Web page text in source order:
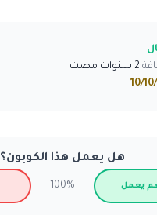
2 سنوات مضت
10/
هل يعمل هذا الكوبون؟
يعمل 100%